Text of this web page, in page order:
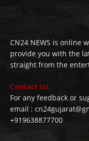
CN24 NEWS is online
provide you with the
straight from the
Contact Us:
For any feedback or
email :
+919638877700